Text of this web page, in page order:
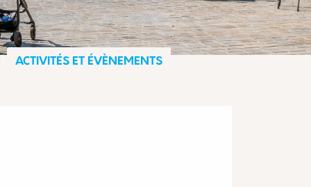
ACTIVITÉS ET ÉVÈNEMENTS